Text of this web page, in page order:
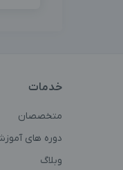
خدمات
متخصصان
دوره های
وبلاگ